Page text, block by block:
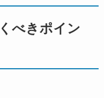
べきポイン